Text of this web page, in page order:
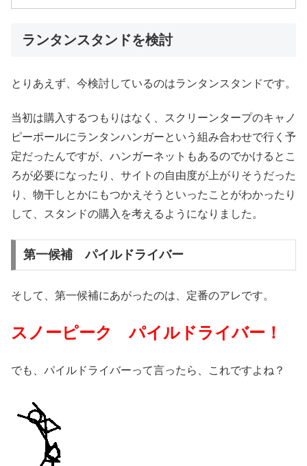
ランタンスタンドを検討
とりあえず、今検討しているのはランタンスタンドです。
当初は購入するつもりはなく、スクリーンタープのキャノ
ピーポールにランタンハンガーという組み合わせで行く予
定だったんですが、ハンガーネットもあるのでかけるとこ
ろが必要になったり、サイトの自由度が上がりそうだった
り、物干しとかにもつかえそうといったことがわかったり
して、スタンドの購入を考えるようになりました。
第一候補 パイルドライバー
そして、第一候補にあがったのは、定番のアレです。
スノーピーク パイルドライバー！
でも、パイルドライバーって言ったら、これですよね？